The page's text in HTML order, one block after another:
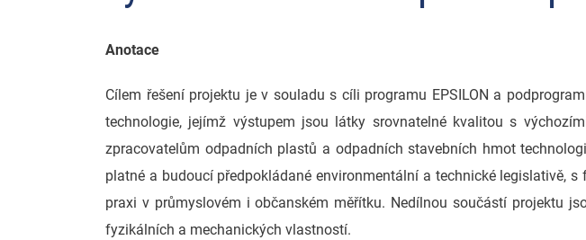
Anotace
Cílem řešení projektu je v souladu s cíli programu EPSILON a
technologie, jejímž výstupem jsou látky srovnatelné kvalitou s
zpracovatelům odpadních plastů a odpadních stavebních hmot
platné a budoucí předpokládané environmentální a technické legislativě,
praxi v průmyslovém i občanském měřítku. Nedílnou součástí projektu
fyzikálních a mechanických vlastností.